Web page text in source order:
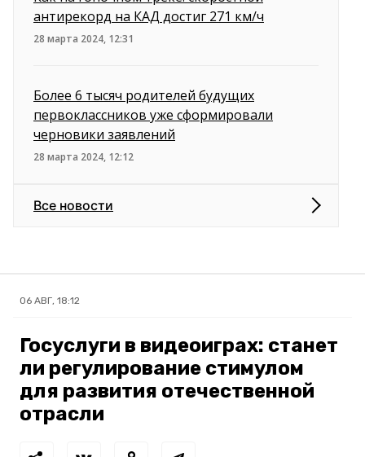
антирекорд на КАД достиг 271 км/ч
28 марта 2024, 12:31
Более 6 тысяч родителей будущих
первоклассников уже сформировали
черновики заявлений
28 марта 2024, 12:12
Все новости
06 АВГ, 18:12
Госуслуги в видеоиграх: станет
ли регулирование стимулом
для развития отечественной
отрасли